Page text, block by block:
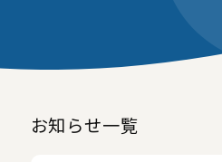
メッセージ・理念・方針
会社概要
あゆみ
お知らせ一覧